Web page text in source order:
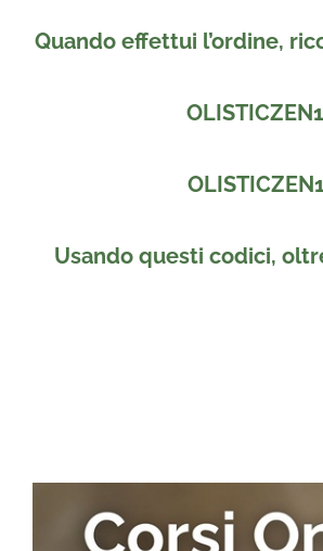
Quando effettui l’ordine,
Usando questi codici,